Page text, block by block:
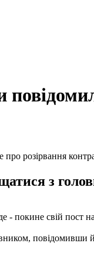
з
- покине свій пост